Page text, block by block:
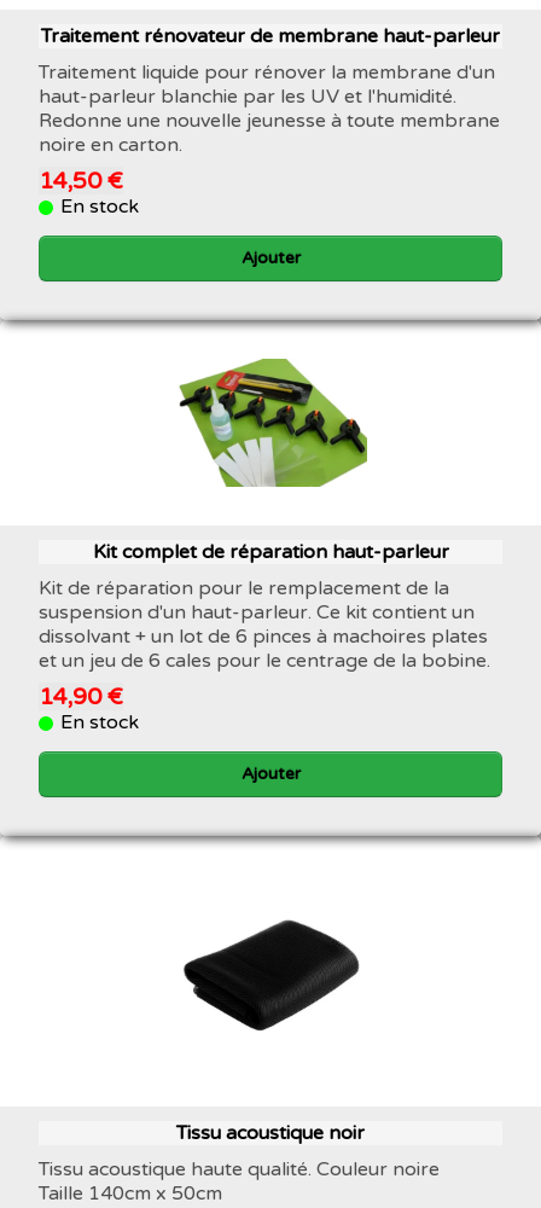
Traitement rénovateur de membrane haut-parleur
Traitement liquide pour rénover la membrane d'un
haut-parleur blanchie par les UV et l'humidité.
Redonne une nouvelle jeunesse à toute membrane
noire en carton.
14,50 €
En stock
Ajouter
Kit complet de réparation haut-parleur
Kit de réparation pour le remplacement de la
suspension d'un haut-parleur. Ce kit contient un
dissolvant + un lot de 6 pinces à machoires plates
et un jeu de 6 cales pour le centrage de la bobine.
14,90 €
En stock
Ajouter
Tissu acoustique noir
Tissu acoustique haute qualité. Couleur noire
Taille 140cm x 50cm